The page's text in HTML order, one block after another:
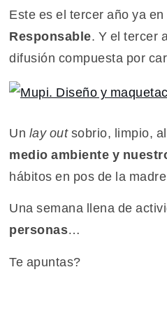
Este es el tercer año ya
Responsable. Y el tercer
difusión compuesta por
Un lay outsobrio, limpio,
medio ambiente y
hábitos en pos de la
Una semana llena de
personas…
Te apuntas?